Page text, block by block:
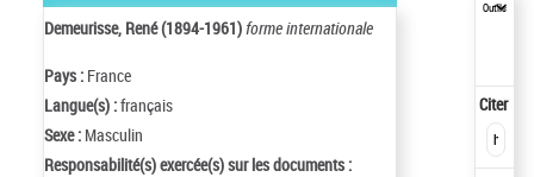
Demeurisse, René (1894-1961)forme internationale
Pays : France
Langue(s) :français
Sexe : Masculin
Responsabilité(s) exercée(s) sur les documents :
Outils
Citer